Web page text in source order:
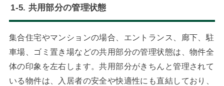
1-5. 共用部分の管理状態
集合住宅やマンションの場合、エントランス、廊下、駐
車場、ゴミ置き場などの共用部分の管理状態は、物件全
体の印象を左右します。共用部分がきちんと管理されて
いる物件は、入居者の安全や快適性にも直結しており、